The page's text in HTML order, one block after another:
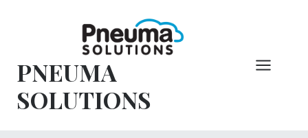
PNEUMA
SOLUTIONS